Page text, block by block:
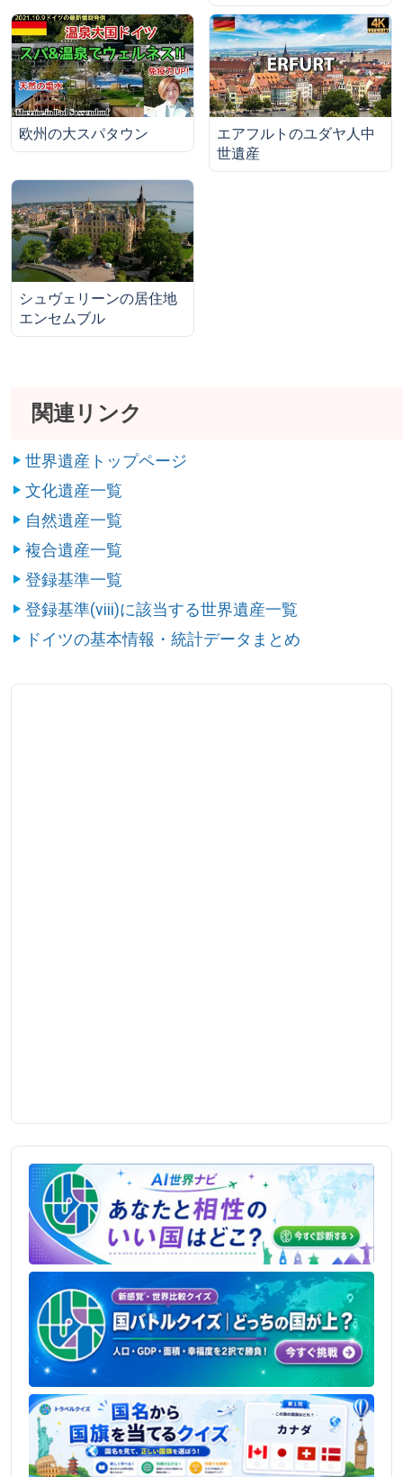
欧州の大スパタウン
エアフルトのユダヤ人中
世遺産
シュヴェリーンの居住地
エンセムブル
関連リンク
世界遺産トップページ
文化遺産一覧
自然遺産一覧
複合遺産一覧
登録基準一覧
登録基準(viii)に該当する世界遺産一覧
ドイツの基本情報・統計データまとめ